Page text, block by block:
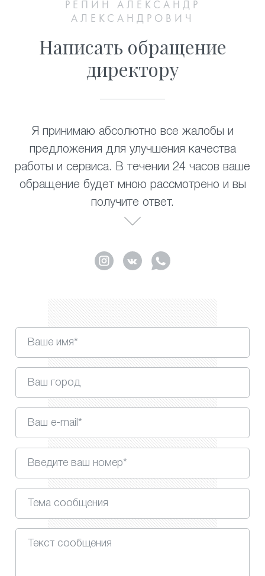
РЕПИН АЛЕКСАНДР
АЛЕКСАНДРОВИЧ
Написать обращение
директору
Я принимаю абсолютно все жалобы и
предложения для улучшения качества
работы и сервиса. В течении 24 часов ваше
обращение будет мною рассмотрено и вы
получите ответ.